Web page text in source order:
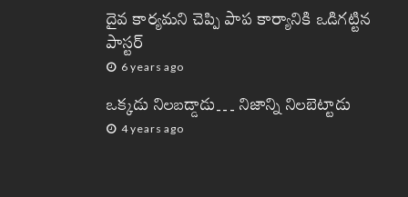
దైవ కార్యమని చెప్పి పాప కార్యానికి ఒడిగట్టిన
పాస్టర్
6 years ago
ఒక్కడు నిలబడ్డాడు… నిజాన్ని నిలబెట్టాడు
4 years ago